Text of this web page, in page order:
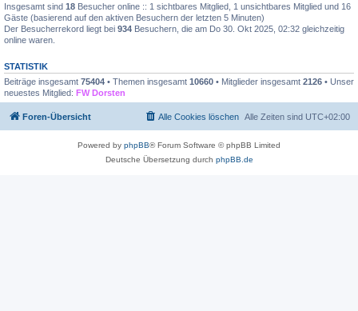
Insgesamt sind 18 Besucher online :: 1 sichtbares Mitglied, 1 unsichtbares Mitglied und 16
Gäste (basierend auf den aktiven Besuchern der letzten 5 Minuten)
Der Besucherrekord liegt bei 934 Besuchern, die am Do 30. Okt 2025, 02:32 gleichzeitig
online waren.
STATISTIK
Beiträge insgesamt 75404 • Themen insgesamt 10660 • Mitglieder insgesamt 2126 • Unser
neuestes Mitglied: FW Dorsten
Foren-Übersicht Alle Zeiten sind UTC+02:00
Alle Cookies löschen
Powered by phpBB® Forum Software © phpBB Limited
Deutsche Übersetzung durch phpBB.de